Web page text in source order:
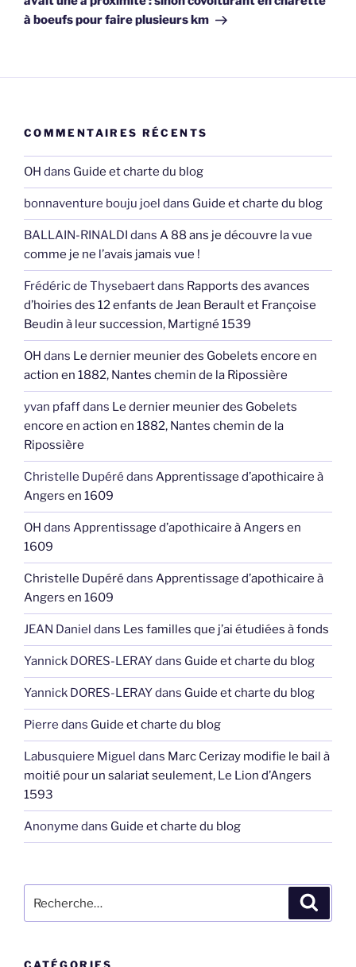
à boeufs pour faire plusieurs km
COMMENTAIRES RÉCENTS
OH dans Guide et charte du blog
bonnaventure bouju joel dans Guide et charte du blog
BALLAIN-RINALDI dans A 88 ans je découvre la vue
comme je ne l’avais jamais vue !
Frédéric de Thysebaertdans Rapports des avances
d’hoiries des 12 enfants de Jean Berault et Françoise
Beudin à leur succession, Martigné 1539
OH dans Le dernier meunier des Gobelets encore en
action en 1882, Nantes chemin de la Ripossière
yvan pfaffdans Le dernier meunier des Gobelets
encore en action en 1882, Nantes chemin de la
Ripossière
Christelle Dupéré dans Apprentissage d’apothicaire à
Angers en 1609
OH dans Apprentissage d’apothicaire à Angers en
1609
Christelle Dupéré dans Apprentissage d’apothicaire à
Angers en 1609
JEAN Daniel dans Les familles que j’ai étudiées à fonds
Yannick DORES-LERAYdans Guide et charte du blog
Yannick DORES-LERAYdans Guide et charte du blog
Pierre dans Guide et charte du blog
Labusquiere Miguel dans Marc Cerizay modifie le bail à
moitié pour un salariat seulement, Le Lion d’Angers
1593
Anonyme dans Guide et charte du blog
pour